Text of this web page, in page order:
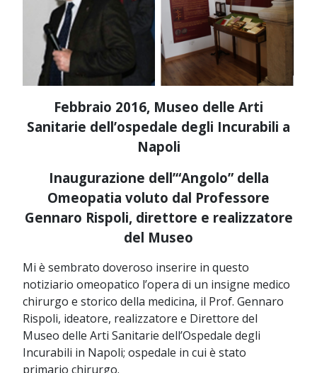
Febbraio 2016, Museo delle Arti
Sanitarie dell’ospedale degli Incurabili a
Napoli
Inaugurazione dell’“Angolo” della
Omeopatia voluto dal Professore
Gennaro Rispoli, direttore e realizzatore
del Museo
Mi è sembrato doveroso inserire in questo
notiziario omeopatico l’opera di un insigne medico
chirurgo e storico della medicina, il Prof. Gennaro
Rispoli, ideatore, realizzatore e Direttore del
Museo delle Arti Sanitarie dell’Ospedale degli
Incurabili in Napoli; ospedale in cui è stato
primario chirurgo.